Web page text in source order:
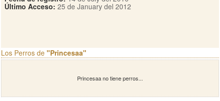
Último Acceso: 25 de January del 2012
Los Perros de "Princesaa"
Princesaa no tiene perros...